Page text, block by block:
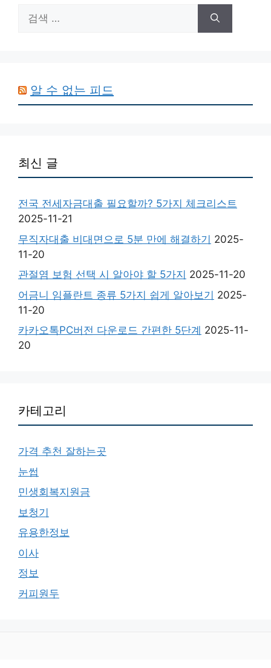
색:
알 수 없는 피드
최신 글
전국 전세자금대출 필요할까? 5가지 체크리스트
2025-11-21
무직자대출 비대면으로 5분 만에 해결하기 2025-
11-20
관절염 보험 선택 시 알아야 할 5가지 2025-11-20
어금니 임플란트 종류 5가지 쉽게 알아보기 2025-
11-20
카카오톡PC버전 다운로드 간편한 5단계 2025-11-
20
카테고리
가격 추천 잘하는곳
눈썹
민생회복지원금
보청기
유용한정보
이사
정보
커피원두